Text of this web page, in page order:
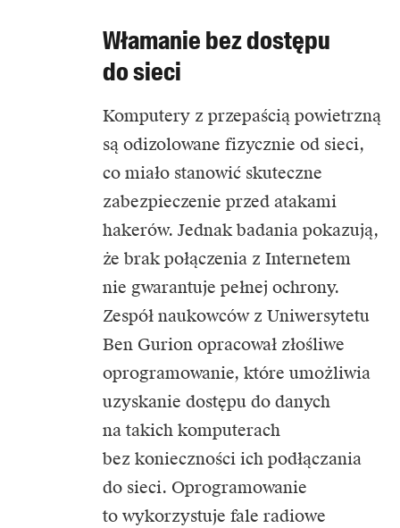
Włamanie bez dostępu
do sieci
Komputery z przepaścią powietrzną
są odizolowane fizycznie od sieci,
co miało stanowić skuteczne
zabezpieczenie przed atakami
hakerów. Jednak badania pokazują,
że brak połączenia z Internetem
nie gwarantuje pełnej ochrony.
Zespół naukowców z Uniwersytetu
Ben Gurion opracował złośliwe
oprogramowanie, które umożliwia
uzyskanie dostępu do danych
na takich komputerach
bez konieczności ich podłączania
do sieci. Oprogramowanie
to wykorzystuje fale radiowe